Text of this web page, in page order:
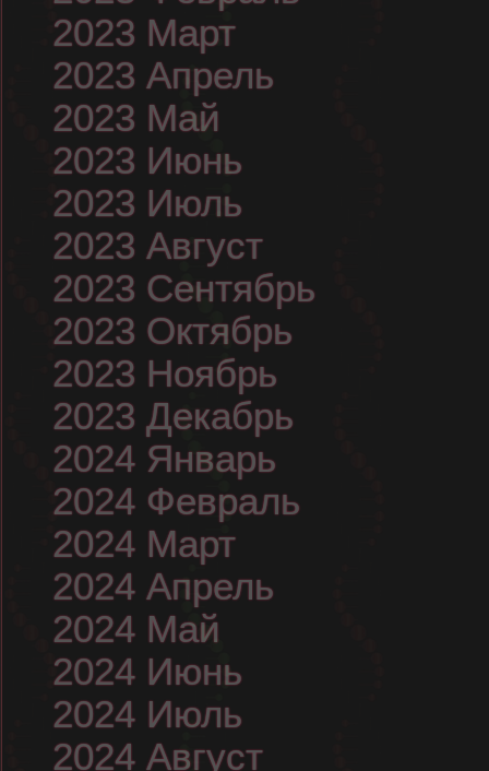
2023 Март
2023 Апрель
2023 Май
2023 Июнь
2023 Июль
2023 Август
2023 Сентябрь
2023 Октябрь
2023 Ноябрь
2023 Декабрь
2024 Январь
2024 Февраль
2024 Март
2024 Апрель
2024 Май
2024 Июнь
2024 Июль
2024 Август